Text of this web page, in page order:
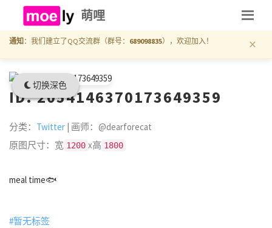
切换深色
萌哩
通知 ：我们建立了QQ交流群（群号： 689098835），欢迎加入！ ×
ID: 2054146370173649359
分类： Twitter | 画师：@dearforecat
原图尺寸：宽 1200 x高 1800
meal time🐟
#暂无标签